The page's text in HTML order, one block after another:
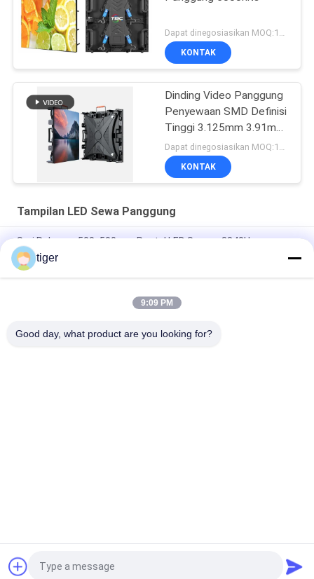
Dapat dinegosiasikan MOQ:10 meter persegi
KONTAK
Dinding Video Panggung
Penyewaan SMD Definisi
Tinggi 3.125mm 3.91mm
Pitch Piksel
KONTAK
Tampilan LED Sewa Panggung
Seri Raksasa 500x500mm Rental LED Screen 3840Hz
Removable Power Box
Giant Series 500x1000mm Led Stage Screen Rental P2.6
Tampilan LED Penyewaan Dalam Ruangan Glory Series
Quote request suatu
tiger
9:09 PM
Good day, what product are you looking for?